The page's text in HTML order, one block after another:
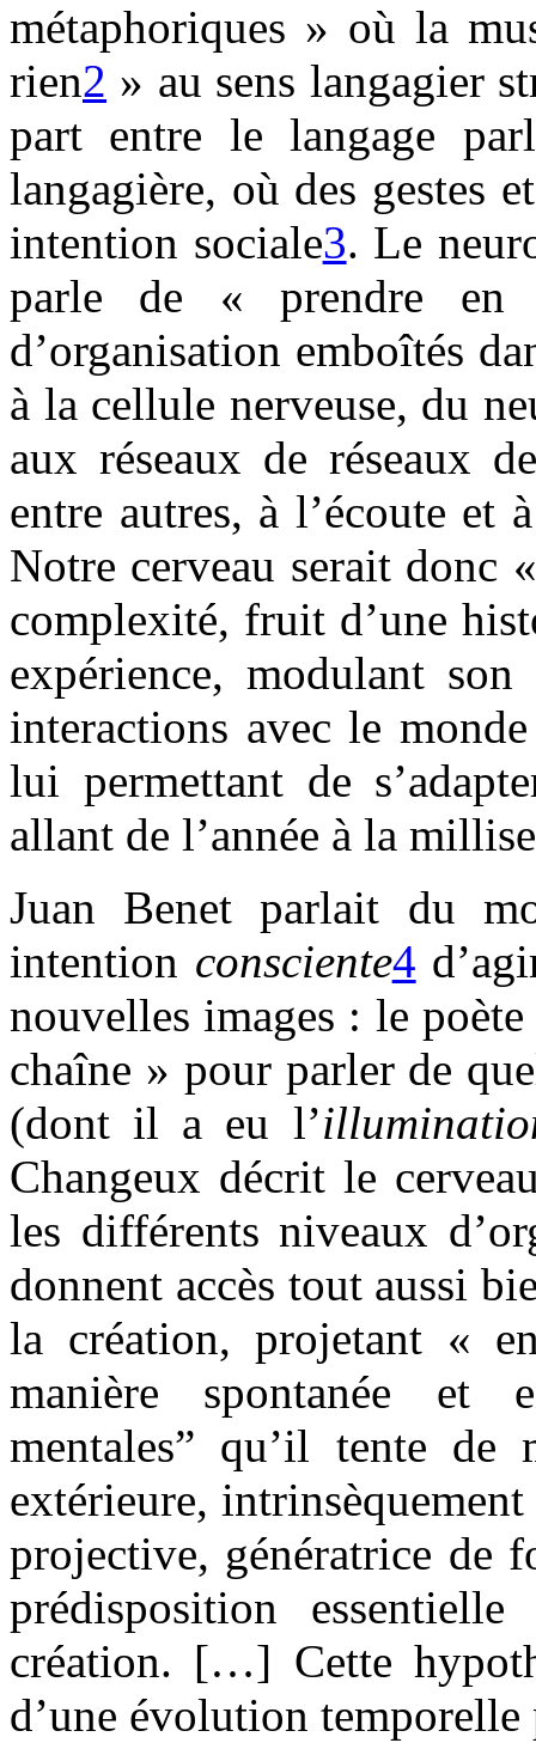
métaphoriques » où la
rien2 » au sens langagier
part entre le langage
langagière, où des gestes
intention sociale3. Le
parle de « prendre en
d’organisation emboîtés
à la cellule nerveuse, du
aux réseaux de réseaux
entre autres, à l’écoute et
Notre cerveau serait donc
complexité, fruit d’une
expérience, modulant
interactions avec le
lui permettant de
allant de l’année à la
Juan Benet parlait du
intention consciente4
nouvelles images : le
chaîne » pour parler de
(dont il a eu l’
Changeux décrit le
les différents niveaux
donnent accès tout aussi
la création, projetant «
manière spontanée et
mentales” qu’il tente de
extérieure,
projective, génératrice de
prédisposition
création. […] Cette
d’une évolution